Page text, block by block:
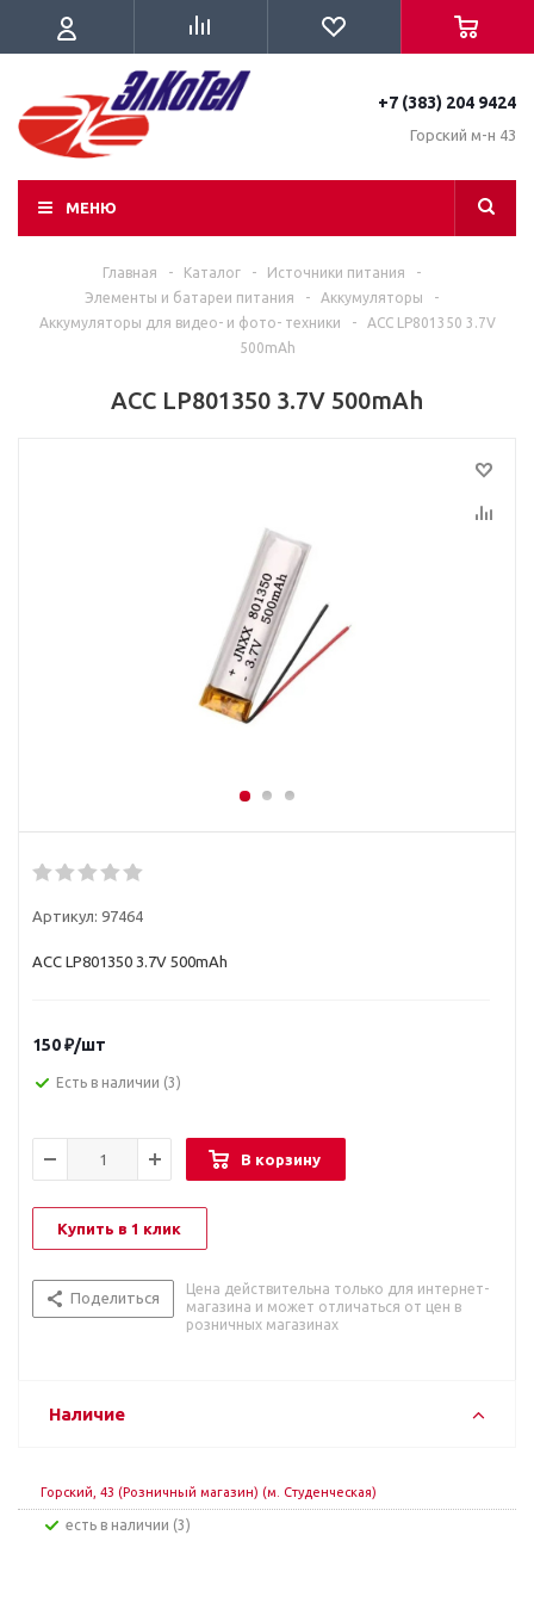
+7 (383) 204 9424
Горский м-н 43
МЕНЮ
Главная - Каталог - Источники питания
-
Элементы и батареи питания
- Аккумуляторы
-
Аккумуляторы для видео- и фото- техники
-
ACC LP801350 3.7V
500mAh
ACC LP801350 3.7V 500mAh
Артикул: 97464
ACC LP801350 3.7V 500mAh
150₽/шт
Есть в наличии (3)
В корзину
Купить в 1 клик
Поделиться
Цена действительна только для интернет-
магазина и может отличаться от цен в
розничных магазинах
Наличие
Горский, 43 (Розничный магазин) (м. Студенческая)
Есть в наличии (3)